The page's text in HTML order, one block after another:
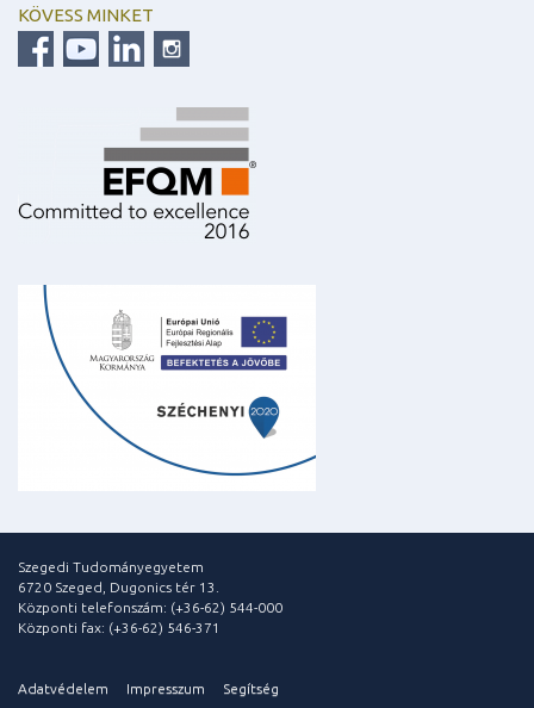
KÖVESS MINKET
Szegedi Tudományegyetem
6720 Szeged, Dugonics tér 13.
Központi telefonszám: (+36-62) 544-000
Központi fax: (+36-62) 546-371
Adatvédelem Impresszum Segítség